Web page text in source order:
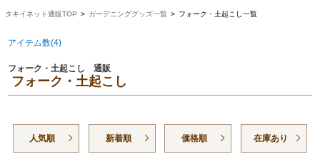
タキイネット通販TOP > ガーデニンググッズ一覧 > フォーク・土起こし一覧
アイテム数(4)
フォーク・土起こし 通販
フォーク・土起こし
人気順 新着順 価格順 在庫あり